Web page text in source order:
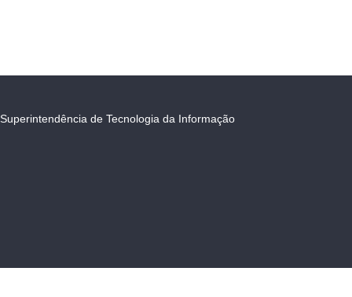
Superintendência de Tecnologia da Informação